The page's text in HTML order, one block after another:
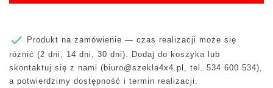

Produkt na zamówienie — czas realizacji może się
różnić (2 dni, 14 dni, 30 dni). Dodaj do koszyka lub
skontaktuj się z nami ( biuro@szekla4x4.pl , tel. 534 600 534),
a potwierdzimy dostępność i termin realizacji.